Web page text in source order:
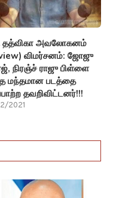
தத்விகா அவலோகனம்
விமர்சனம்: ஜோஜு
நிரஞ்ச் ராஜு பிள்ளை
மந்தமான படத்தை
தவறிவிட்டனர்!!!
2021